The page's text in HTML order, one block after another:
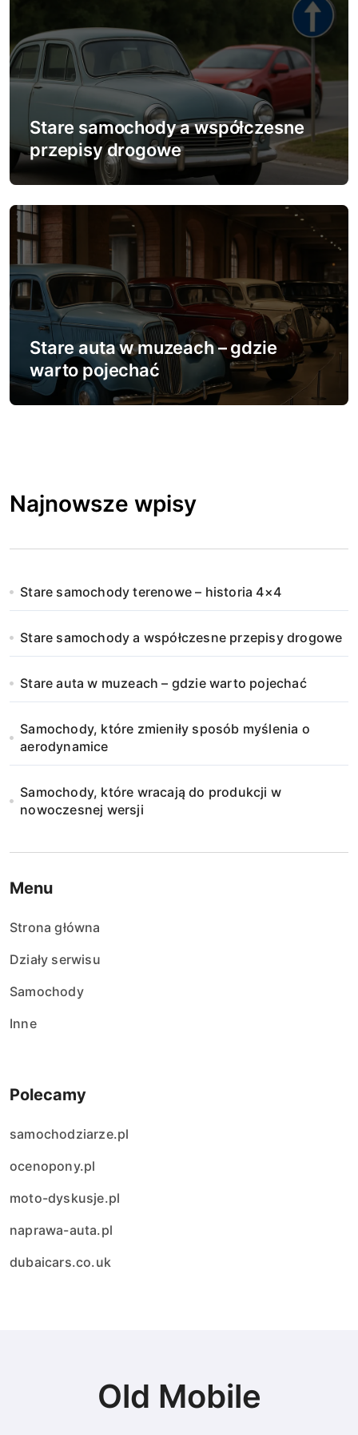
u
Stare samochody a współczesne
przepisy drogowe
Stare auta w muzeach – gdzie
warto pojechać
Najnowsze wpisy
Stare samochody terenowe – historia 4×4
Stare samochody a współczesne przepisy drogowe
Stare auta w muzeach – gdzie warto pojechać
Samochody, które zmieniły sposób myślenia o
aerodynamice
Samochody, które wracają do produkcji w
nowoczesnej wersji
Menu
Strona główna
Działy serwisu
Samochody
Inne
Polecamy
samochodziarze.pl
ocenopony.pl
moto-dyskusje.pl
naprawa-auta.pl
dubaicars.co.uk
Old Mobile